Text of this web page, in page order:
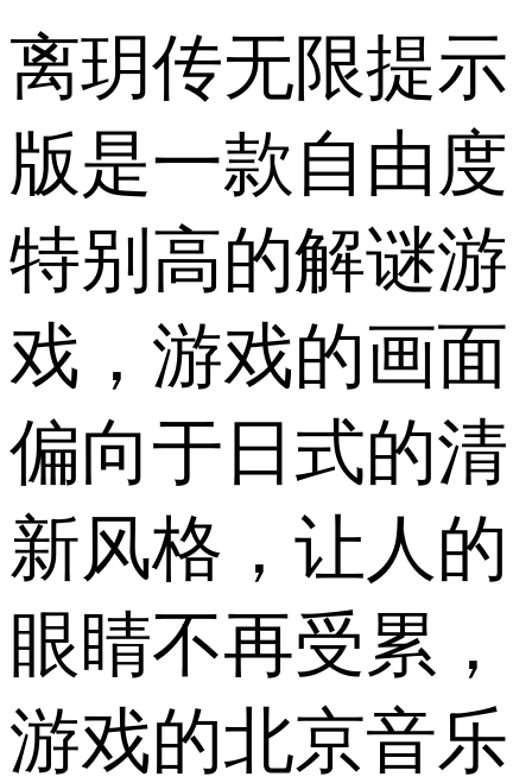
离玥传无限提示
版是一款自由度
特别高的解谜游
戏，游戏的画面
偏向于日式的清
新风格，让人的
眼睛不再受累，
游戏的北京音乐